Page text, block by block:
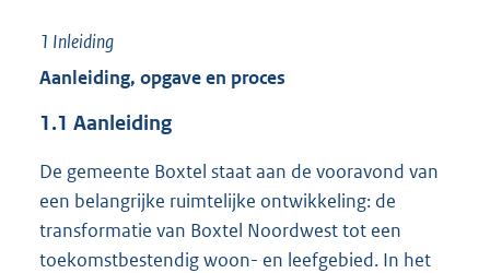
1 Inleiding
Aanleiding, opgave en proces
1.1 Aanleiding
De gemeente Boxtel staat aan de vooravond van
een belangrijke ruimtelijke ontwikkeling: de
transformatie van Boxtel Noordwest tot een
toekomstbestendig woon- en leefgebied. In het